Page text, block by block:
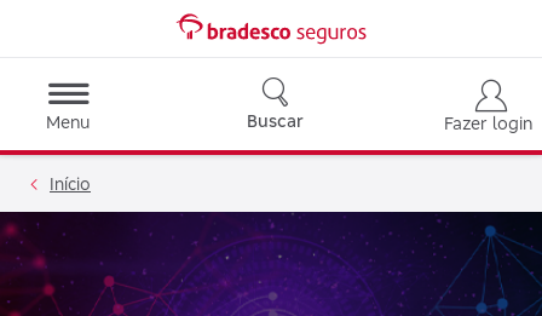
Menu Buscar Fazer login
Início